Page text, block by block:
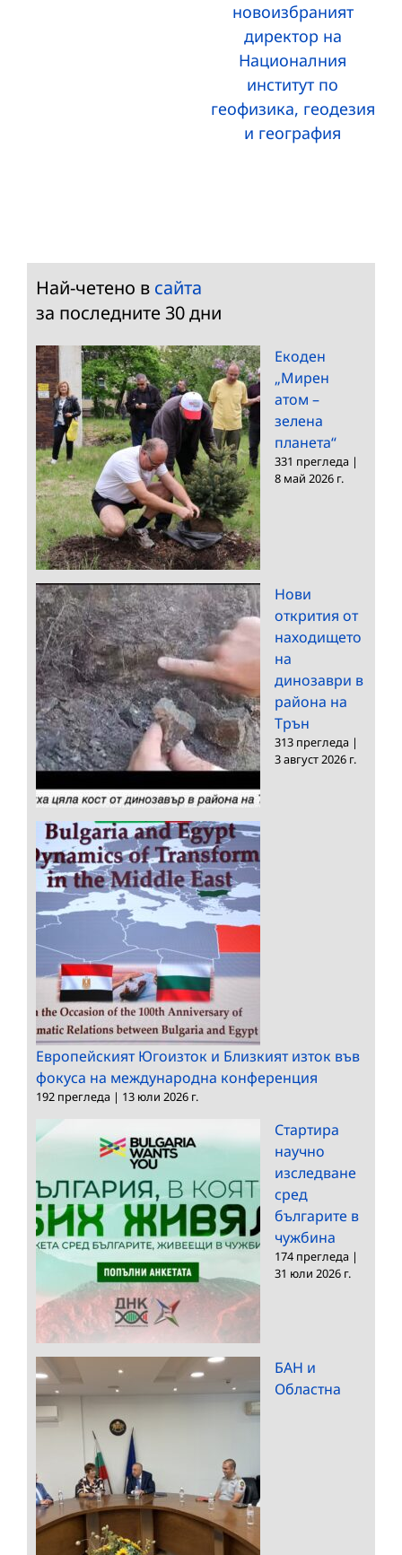
новоизбраният
директор на
Националния
институт по
геофизика, геодезия
и география
Най-четено в сайта
за последните 30 дни
Екоден
„Мирен
атом –
зелена
планета“
331 прегледа |
8 май 2026 г.
Нови
открития от
находището
на
динозаври в
района на
Трън
313 прегледа |
3 август 2026 г.
Европейският Югоизток и Близкият изток във
фокуса на международна конференция
192 прегледа | 13 юли 2026 г.
Стартира
научно
изследване
сред
българите в
чужбина
174 прегледа |
31 юли 2026 г.
БАН и
Областна